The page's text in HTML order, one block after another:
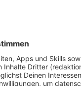
güldenen
Zeiten zur Seite
ein Gebiss aus